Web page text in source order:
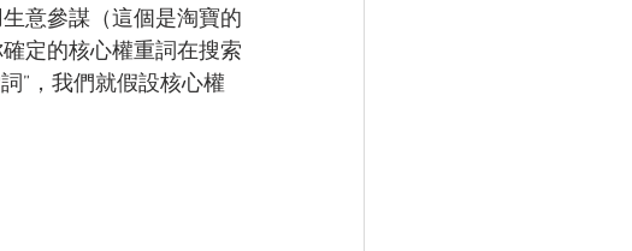
意參謀（這個是淘寶的
定的核心權重詞在搜索
”，我們就假設核心權